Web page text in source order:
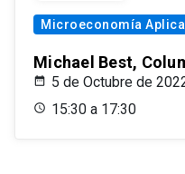
Microeconomía
Michael Best,
5 de Octubre de
15:30 a 17:30